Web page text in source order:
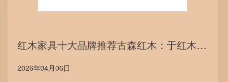
红木家具十大品牌推荐古森红木：于红木江湖中坚守品质初心
2026年04月06日